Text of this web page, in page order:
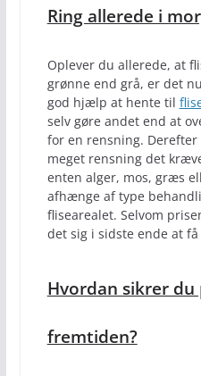
Ring allerede i
Oplever du allerede, at
grønne end grå, er det
god hjælp at hente til
selv gøre andet end at
for en rensning.
meget rensning det
enten alger, mos, græs
afhænge af type
flisearealet. Selvom
det sig i sidste ende at
Hvordan sikrer
fremtiden?